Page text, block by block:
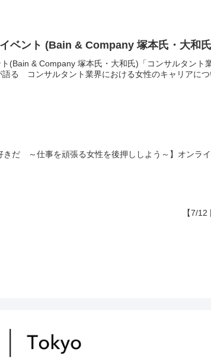
ベント (Bain & Company 塚本氏・大和
(Bain & Company 塚本氏・大和氏)「コンサルタン
る コンサルタント業界における女性のキャリアにつ
だ ～仕事を頑張る女性を後押ししよう～】オンライ
【7/